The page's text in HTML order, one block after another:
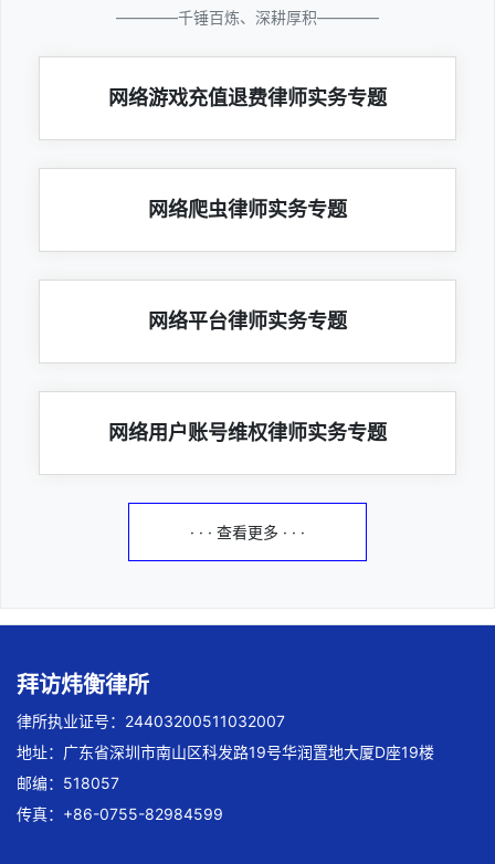
————千锤百炼、深耕厚积————
网络游戏充值退费律师实务专题
网络爬虫律师实务专题
网络平台律师实务专题
网络用户账号维权律师实务专题
· · · 查看更多 · · ·
拜访炜衡律所
律所执业证号：24403200511032007
地址：广东省深圳市南山区科发路19号华润置地大厦D座19楼
邮编：518057
传真：+86-0755-82984599